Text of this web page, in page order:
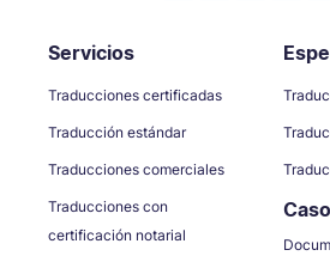
Servicios
Traducciones certificadas
Traducción estándar
Traducciones comerciales
Traducciones con
certificación notarial